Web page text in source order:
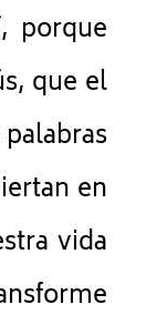
porque
que el
en
vida